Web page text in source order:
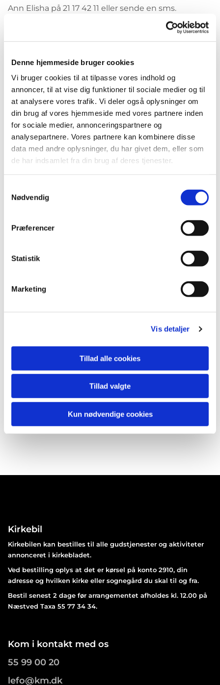
Denne hjemmeside bruger cookies
Vi bruger cookies til at tilpasse vores indhold og
annoncer, til at vise dig funktioner til sociale medier og til
at analysere vores trafik. Vi deler også oplysninger om
din brug af vores hjemmeside med vores partnere inden
for sociale medier, annonceringspartnere og
analysepartnere. Vores partnere kan kombinere disse
data med andre oplysninger, du har givet dem, eller som
de har indsamlet fra din brug af deres tjenester.
Nødvendig
Præferencer
Statistik
Marketing
Vis detaljer
Tillad alle cookies
Tillad valgte
Kun nødvendige cookies
Ann Elisha på 21 17 42 11 eller sende en sms.
Tilmelding foregår også til Ann Elisha på sms til
Kirkebil
Kirkebilen kan bestilles til alle gudstjenester og aktiviteter
annonceret i kirkebladet.
Ved bestilling oplys at det er kørsel på konto 2910, din
adresse og hvilken kirke eller sognegård du skal til og fra.
Bestil senest 2 dage før arrangementet afholdes kl. 12.00 på
Næstved Taxa 55 77 34 34.
Kom i kontakt med os
55 99 00 20
lefo@km.dk